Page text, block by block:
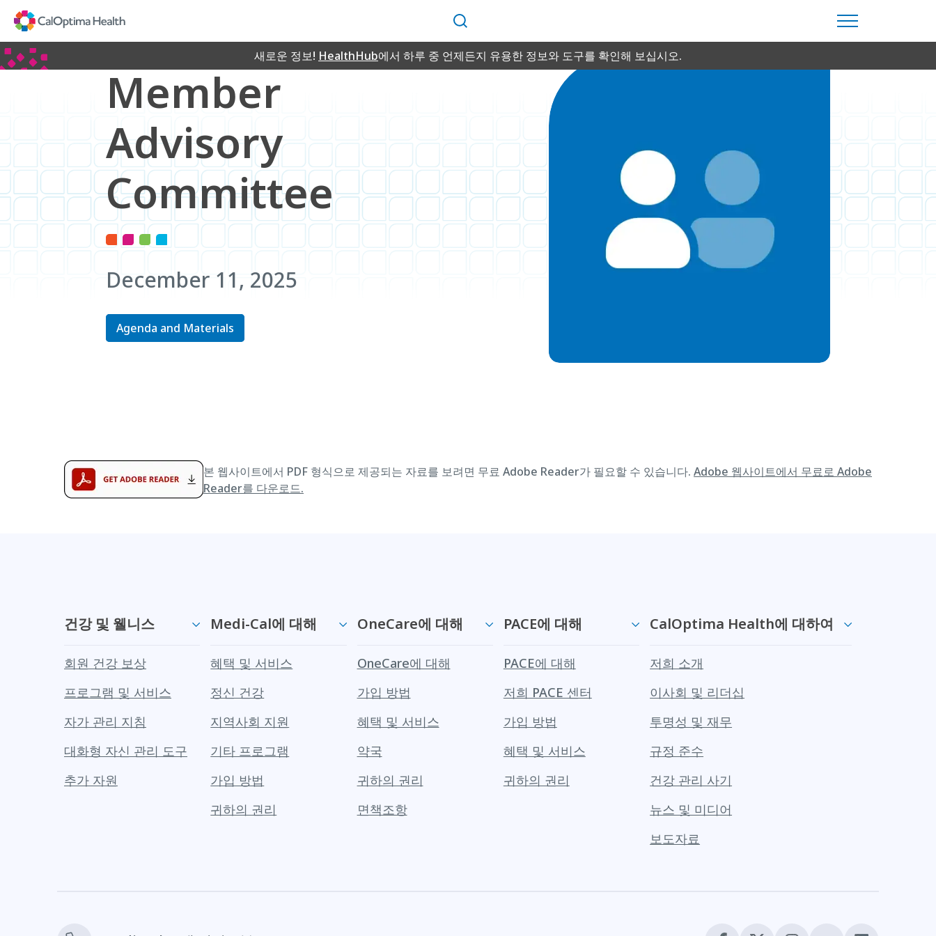
Content
검
색
새로운 정보! HealthHub에서 하루 중 언제든지 유용한 정보와 도구를 확인해 보십시오.
Member
Advisory
Committee
December 11, 2025
Agenda and Materials
본 웹사이트에서 PDF 형식으로 제공되는 자료를 보려면 무료 Adobe Reader가 필요할 수 있습니다. Adobe 웹사이트에서 무료로 Adobe
Reader를 다운로드.
건강 및 웰니스
회원 건강 보상
프로그램 및 서비스
자가 관리 지침
대화형 자신 관리 도구
추가 자원
Medi-Cal에 대해
혜택 및 서비스
정신 건강
지역사회 지원
기타 프로그램
가입 방법
귀하의 권리
OneCare에 대해
OneCare에 대해
가입 방법
혜택 및 서비스
약국
귀하의 권리
면책조항
PACE에 대해
PACE에 대해
저희 PACE 센터
가입 방법
혜택 및 서비스
귀하의 권리
CalOptima Health에 대하여
저희 소개
이사회 및 리더십
투명성 및 재무
규정 준수
건강 관리 사기
뉴스 및 미디어
보도자료